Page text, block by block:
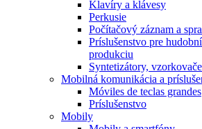
Klavíry a klávesy
Perkusie
Počítačový záznam a
Príslušenstvo pre
produkciu
Syntetizátory,
Mobilná komunikácia a
Móviles de teclas grandes
Príslušenstvo
Mobily